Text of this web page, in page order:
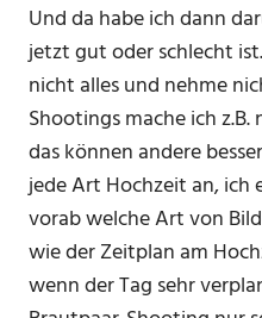
Und da habe ich dann
jetzt gut oder schlecht
nicht alles und nehme
Shootings mache ich
das können andere
jede Art Hochzeit an, ich
vorab welche Art von
wie der Zeitplan am
wenn der Tag sehr